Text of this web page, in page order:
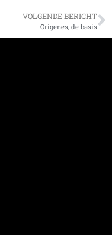
VOLGENDE BERICHT
Origenes, de basis